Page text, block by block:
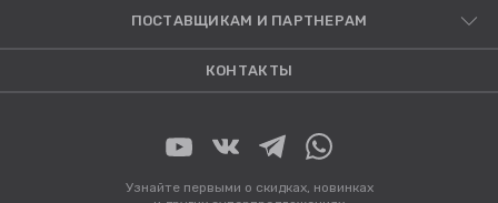
ПОСТАВЩИКАМ И ПАРТНЕРАМ
КОНТАКТЫ
Узнайте первыми о скидках, новинках